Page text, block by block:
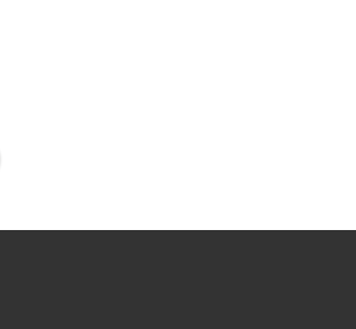
degli articoli